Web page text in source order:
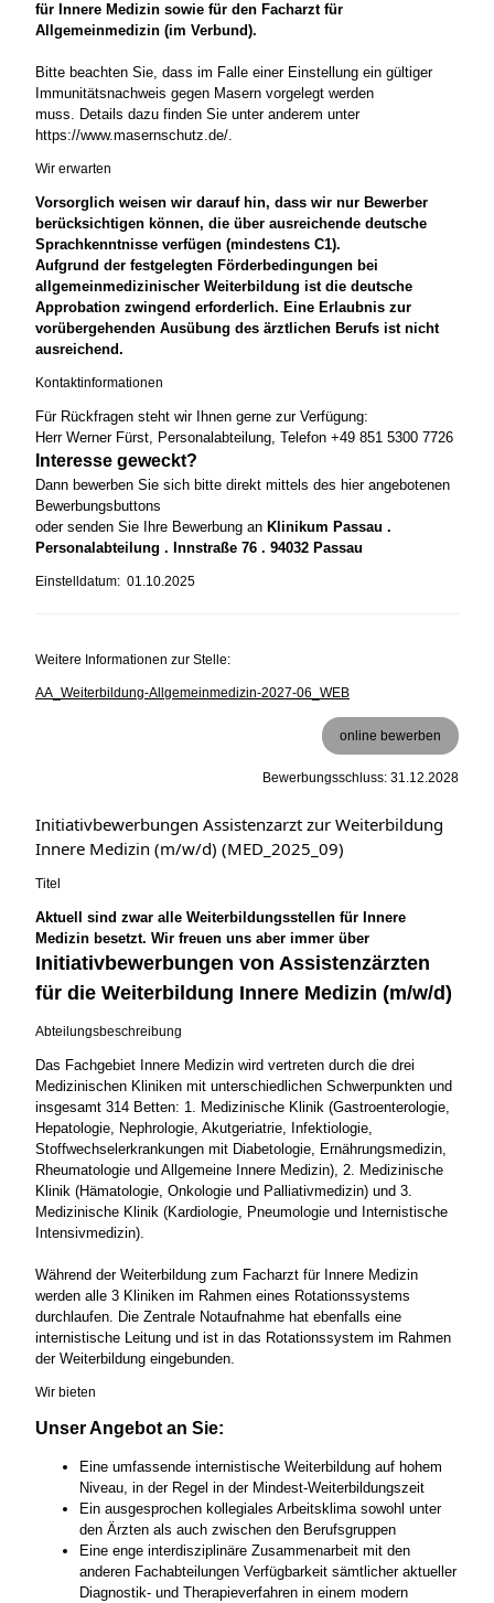
für Innere Medizin sowie für den Facharzt für
Allgemeinmedizin (im Verbund).
Bitte beachten Sie, dass im Falle einer Einstellung ein gültiger
Immunitätsnachweis gegen Masern vorgelegt werden
muss. Details dazu finden Sie unter anderem unter
https://www.masernschutz.de/.
Wir erwarten
Vorsorglich weisen wir darauf hin, dass wir nur Bewerber
berücksichtigen können, die über ausreichende deutsche
Sprachkenntnisse verfügen (mindestens C1).
Aufgrund der festgelegten Förderbedingungen bei
allgemeinmedizinischer Weiterbildung ist die deutsche
Approbation zwingend erforderlich. Eine Erlaubnis zur
vorübergehenden Ausübung des ärztlichen Berufs ist nicht
ausreichend.
Kontaktinformationen
Für Rückfragen steht wir Ihnen gerne zur Verfügung:
Herr Werner Fürst, Personalabteilung, Telefon +49 851 5300 7726
Interesse geweckt?
Dann bewerben Sie sich bitte direkt mittels des hier angebotenen
Bewerbungsbuttons
oder senden Sie Ihre Bewerbung an Klinikum Passau .
Personalabteilung . Innstraße 76 . 94032 Passau
Einstelldatum: 01.10.2025
Weitere Informationen zur Stelle:
AA_Weiterbildung-Allgemeinmedizin-2027-06_WEB
online bewerben
Bewerbungsschluss: 31.12.2028
Initiativbewerbungen Assistenzarzt zur Weiterbildung
Innere Medizin (m/w/d) (MED_2025_09)
Titel
Aktuell sind zwar alle Weiterbildungsstellen für Innere
Medizin besetzt. Wir freuen uns aber immer über
Initiativbewerbungen von Assistenzärzten
für die Weiterbildung Innere Medizin (m/w/d)
Abteilungsbeschreibung
Das Fachgebiet Innere Medizin wird vertreten durch die drei
Medizinischen Kliniken mit unterschiedlichen Schwerpunkten und
insgesamt 314 Betten: 1. Medizinische Klinik (Gastroenterologie,
Hepatologie, Nephrologie, Akutgeriatrie, Infektiologie,
Stoffwechselerkrankungen mit Diabetologie, Ernährungsmedizin,
Rheumatologie und Allgemeine Innere Medizin), 2. Medizinische
Klinik (Hämatologie, Onkologie und Palliativmedizin) und 3.
Medizinische Klinik (Kardiologie, Pneumologie und Internistische
Intensivmedizin).
Während der Weiterbildung zum Facharzt für Innere Medizin
werden alle 3 Kliniken im Rahmen eines Rotationssystems
durchlaufen. Die Zentrale Notaufnahme hat ebenfalls eine
internistische Leitung und ist in das Rotationssystem im Rahmen
der Weiterbildung eingebunden.
Wir bieten
Unser Angebot an Sie:
Eine umfassende internistische Weiterbildung auf hohem
Niveau, in der Regel in der Mindest-Weiterbildungszeit
Ein ausgesprochen kollegiales Arbeitsklima sowohl unter
den Ärzten als auch zwischen den Berufsgruppen
Eine enge interdisziplinäre Zusammenarbeit mit den
anderen Fachabteilungen Verfügbarkeit sämtlicher aktueller
Diagnostik- und Therapieverfahren in einem modern